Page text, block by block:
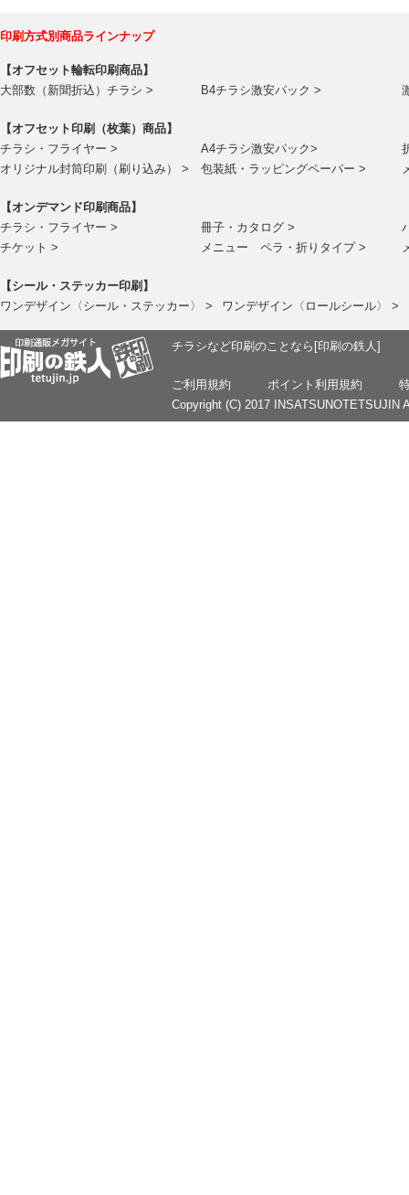
印刷方式別商品ラインナップ
【オフセット輪転印刷商品】
大部数（新聞折込）チラシ >
B4チラシ激安パック >
【オフセット印刷（枚葉）商品】
チラシ・フライヤー >
A4チラシ激安パック>
オリジナル封筒印刷（刷り込み） >
包装紙・ラッピングペーパー >
【オンデマンド印刷商品】
チラシ・フライヤー >
冊子・カタログ >
チケット >
メニュー ペラ・折りタイプ >
【シール・ステッカー印刷】
ワンデザイン〈シール・ステッカー〉 >
ワンデザイン〈ロールシール〉 >
チラシなど印刷のことなら[印刷の鉄人]
ご利用規約 ポイント利用規約
Copyright (C) 2017 INSATSUNOTETSUJIN